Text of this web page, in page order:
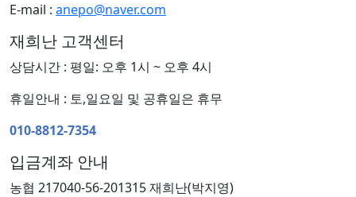
E-mail : anepo@naver.com
재희난 고객센터
상담시간 : 평일: 오후 1시 ~ 오후 4시
휴일안내 : 토,일요일 및 공휴일은 휴무
010-8812-7354
입금계좌 안내
농협 217040-56-201315 재희난(박지영)